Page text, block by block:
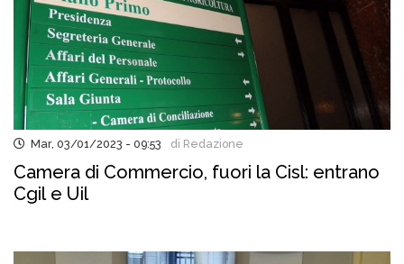
Mar, 03/01/2023 - 09:53 di Redazione
Camera di Commercio, fuori la Cisl: entrano
Cgil e Uil